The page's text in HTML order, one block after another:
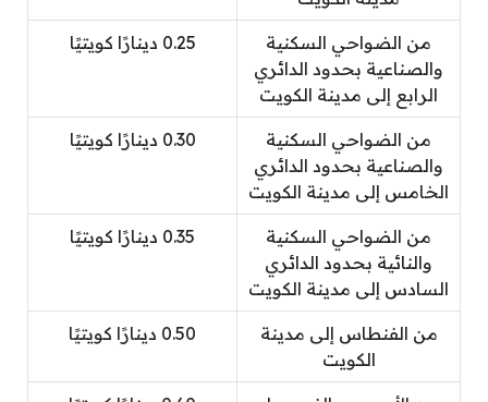
من الضواحي السكنية
والصناعية بحدود الدائري
الرابع إلى مدينة الكويت
0.25 دينارًا كويتيًا
من الضواحي السكنية
والصناعية بحدود الدائري
الخامس إلى مدينة الكويت
0.30 دينارًا كويتيًا
من الضواحي السكنية
والنائية بحدود الدائري
السادس إلى مدينة الكويت
0.35 دينارًا كويتيًا
من الفنطاس إلى مدينة
الكويت
0.50 دينارًا كويتيًا